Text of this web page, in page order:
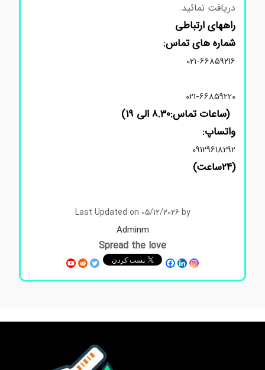
دریافت نمائید.
راههای ارتباطی
شماره های تماس:
021-66859216
021-66859220
(ساعات تماس:8.30 الی 19)
واتساپ:
09129618292
Last Updated on 05/12/2026 by
Adminm
Spread the love